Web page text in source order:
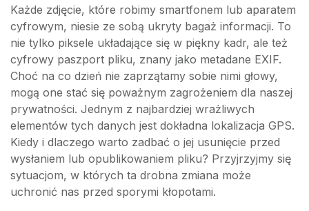
Każde zdjęcie, które robimy smartfonem lub aparatem
cyfrowym, niesie ze sobą ukryty bagaż informacji. To
nie tylko piksele układające się w piękny kadr, ale też
cyfrowy paszport pliku, znany jako metadane EXIF.
Choć na co dzień nie zaprzątamy sobie nimi głowy,
mogą one stać się poważnym zagrożeniem dla naszej
prywatności. Jednym z najbardziej wrażliwych
elementów tych danych jest dokładna lokalizacja GPS.
Kiedy i dlaczego warto zadbać o jej usunięcie przed
wysłaniem lub opublikowaniem pliku? Przyjrzyjmy się
sytuacjom, w których ta drobna zmiana może
uchronić nas przed sporymi kłopotami.